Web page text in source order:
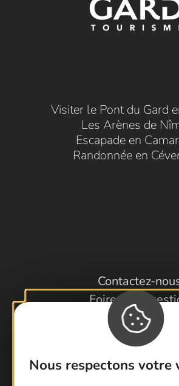
Nous respectons votre
Visiter le Pont du Gard
Les Arènes de
Escapade en
Randonnée en
Contactez-
Foire aux
Brochures
Cartoguides et